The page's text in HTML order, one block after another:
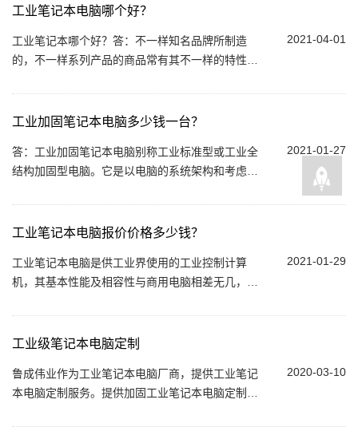
工业笔记本电脑哪个好？
2021-04-01
工业笔记本哪个好？答：不一样知名品牌所制造
的，不一样系列产品的商品常有其不一样的特性和
些许多层面常有较为显著的差别...
工业加固笔记本电脑多少钱一台？
2021-01-27
答：工业加固笔记本电脑别称工业标准型或工业全
结构加固型电脑。它是以电脑的系统架构和考虑各
规范规定设计方案 生产制造的...
工业笔记本电脑报价价格多少钱？
2021-01-29
工业笔记本电脑是供工业界使用的工业控制计算
机，其基本性能及相容性与商用电脑相差无几，但
鲁成伟业工业电脑（FOXKPC）具代表性。为人...
工业级笔记本电脑定制
2020-03-10
鲁成伟业作为工业笔记本电脑厂商，提供工业笔记
本电脑定制服务。提供加固工业笔记本电脑定制、
RFID、低频、高频、高频读卡模块或设备改制、